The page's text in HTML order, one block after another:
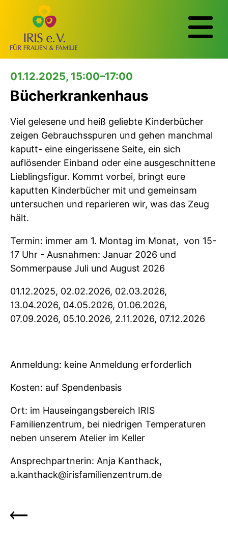
01.12.2025, 15:00–17:00
Bücherkrankenhaus
Viel gelesene und heiß geliebte Kinderbücher
zeigen Gebrauchsspuren und gehen manchmal
kaputt- eine eingerissene Seite, ein sich
auflösender Einband oder eine ausgeschnittene
Lieblingsfigur. Kommt vorbei, bringt eure
kaputten Kinderbücher mit und gemeinsam
untersuchen und reparieren wir, was das Zeug
hält.
Termin: immer am 1. Montag im Monat, von 15-
17 Uhr - Ausnahmen: Januar 2026 und
Sommerpause Juli und August 2026
01.12.2025, 02.02.2026, 02.03.2026,
13.04.2026, 04.05.2026, 01.06.2026,
07.09.2026, 05.10.2026, 2.11.2026, 07.12.2026
Anmeldung: keine Anmeldung erforderlich
Kosten: auf Spendenbasis
Ort: im Hauseingangsbereich IRIS
Familienzentrum, bei niedrigen Temperaturen
neben unserem Atelier im Keller
Ansprechpartnerin: Anja Kanthack,
a.kanthack@irisfamilienzentrum.de